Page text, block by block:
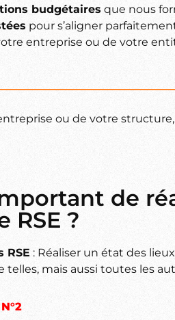
budgétaires que nous
pour s’aligner
entreprise ou de votre
ou de votre
de
RSE ?
RSE : Réaliser un état des
mais aussi toutes les